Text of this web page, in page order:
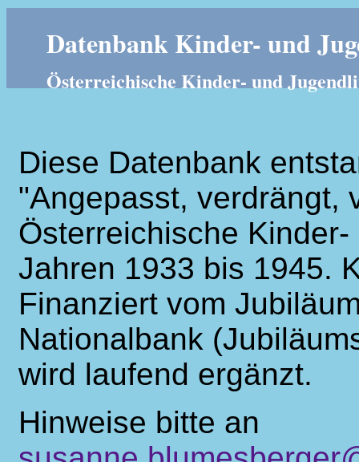
Datenbank Kinder- und
Österreichische Kinder- und
Diese Datenbank
"Angepasst, verdrängt,
Österreichische
Jahren 1933 bis 1945.
Finanziert vom
Nationalbank
wird laufend ergänzt.
Hinweise bitte an